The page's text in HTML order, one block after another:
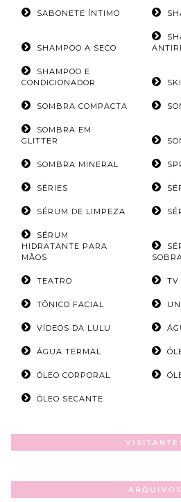
SABONETE ÍNTIMO
SHAMPOO A SECO
SHAMPOO E
CONDICIONADOR
SOMBRA COMPACTA
SOMBRA EM
GLITTER
SOMBRA MINERAL
SÉRIES
SÉRUM DE LIMPEZA
SÉRUM
HIDRATANTE PARA
MÃOS
TEATRO TV
TÔNICO FACIAL
VÍDEOS DA LULU
ÁGUA TERMAL
ÓLEO CORPORAL
ÓLEO SECANTE
ARQUIVOS